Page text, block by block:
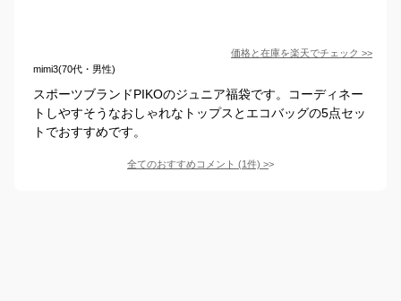
価格と在庫を楽天でチェック >>
mimi3(70代・男性)
スポーツブランドPIKOのジュニア福袋です。コーディネー
トしやすそうなおしゃれなトップスとエコバッグの5点セッ
トでおすすめです。
全てのおすすめコメント (1件) >